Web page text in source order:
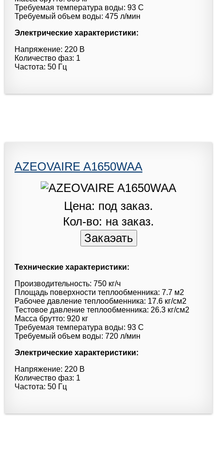
Требуемая температура воды: 93 C
Требуемый объем воды: 475 л/мин
Электрические характеристики:
Напряжение: 220 В
Количество фаз: 1
Частота: 50 Гц
AZEOVAIRE A1650WAA
Цена: под заказ.
Кол-во: на заказ.
Технические характеристики:
Производительность: 750 кг/ч
Площадь поверхности теплообменника: 7.7 м2
Рабочее давление теплообменника: 17.6 кг/см2
Тестовое давление теплообменника: 26.3 кг/см2
Масса брутто: 920 кг
Требуемая температура воды: 93 C
Требуемый объем воды: 720 л/мин
Электрические характеристики:
Напряжение: 220 В
Количество фаз: 1
Частота: 50 Гц